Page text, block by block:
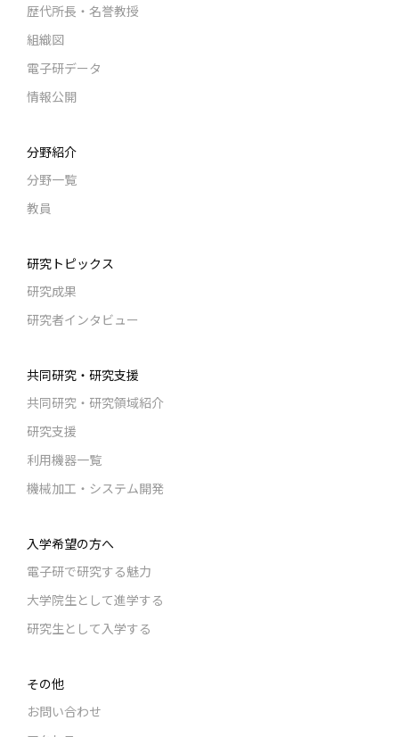
歴代所長・名誉教授
組織図
電子研データ
情報公開
分野紹介
分野一覧
教員
研究トピックス
研究成果
研究者インタビュー
共同研究・研究支援
共同研究・研究領域紹介
研究支援
利用機器一覧
機械加工・システム開発
入学希望の方へ
電子研で研究する魅力
大学院生として進学する
研究生として入学する
その他
お問い合わせ